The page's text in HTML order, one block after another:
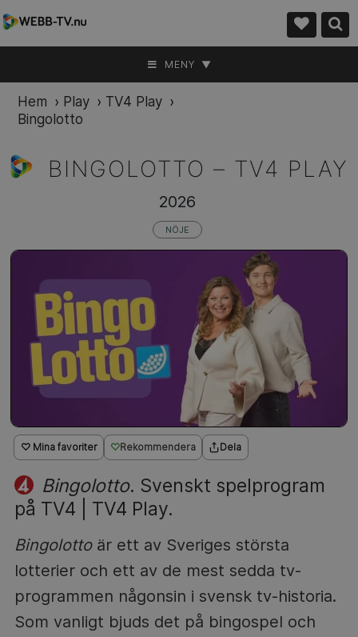
MENY ▼
Hem › Play › TV4 Play ›
Bingolotto
BINGOLOTTO – TV4 PLAY
♡ Mina favoriter Rekommendera Dela
Bingolotto. Svenskt spelprogram
på TV4 | TV4 Play.
Bingolottoär ett av Sveriges största
lotterier och ett av de mest sedda tv-
programmen någonsin i svensk tv-historia.
Som vanligt bjuds det på bingospel och
2026
NÖJE